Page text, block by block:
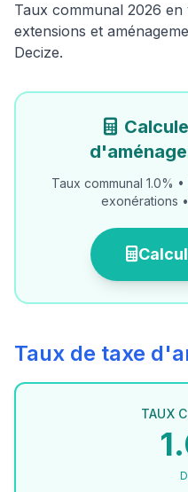
Taux communal 2026
extensions et
Decize.
Taux communal 1.0%
exonérations
Taux de taxe
TAUX